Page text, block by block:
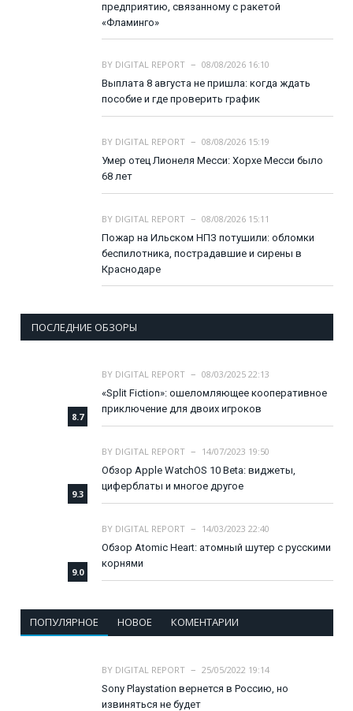
предприятию, связанному с ракетой
«Фламинго»
BY DIGITAL REPORT
08/08/2026 16:10
Выплата 8 августа не пришла: когда ждать
пособие и где проверить график
BY DIGITAL REPORT
08/08/2026 15:19
Умер отец Лионеля Месси: Хорхе Месси было
68 лет
BY DIGITAL REPORT
08/08/2026 15:11
Пожар на Ильском НПЗ потушили: обломки
беспилотника, пострадавшие и сирены в
Краснодаре
ПОСЛЕДНИЕ ОБЗОРЫ
8.7
BY DIGITAL REPORT
08/03/2025 22:13
«Split Fiction»: ошеломляющее кооперативное
приключение для двоих игроков
9.3
BY DIGITAL REPORT
14/07/2023 19:50
Обзор Apple WatchOS 10 Beta: виджеты,
циферблаты и многое другое
9.0
BY DIGITAL REPORT
14/03/2023 22:40
Обзор Atomic Heart: атомный шутер с русскими
корнями
ПОПУЛЯРНОЕ НОВОЕ КОМЕНТАРИИ
BY DIGITAL REPORT
25/05/2022 19:14
Sony Playstation вернется в Россию, но
извиняться не будет